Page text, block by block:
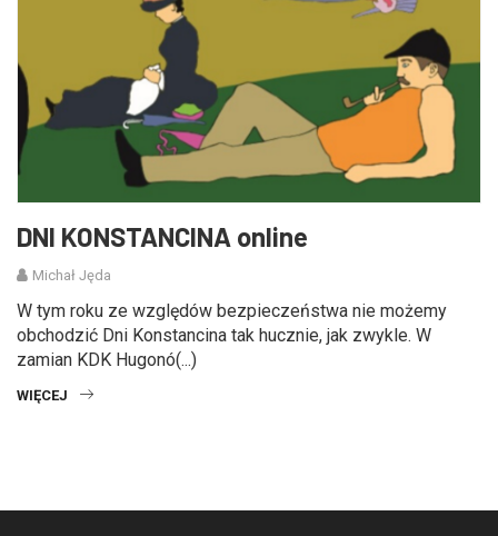
DNI KONSTANCINA online
Michał Jęda
W tym roku ze względów bezpieczeństwa nie możemy
obchodzić Dni Konstancina tak hucznie, jak zwykle. W
zamian KDK Hugonó(...)
WIĘCEJ